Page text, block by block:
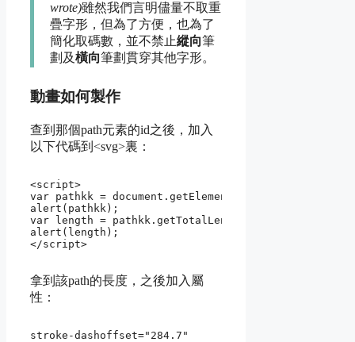
wrote)雖然我們言明儘量不取重
疊字形，但為了方便，也為了
簡化取碼數，並不禁止縱向筆
劃及橫向筆劃貫穿其他字形。
動畫如何製作
查到那個path元素的id之後，加入
以下代碼到<svg>裏：
<script>
var pathkk = document.getElementById("1507");
alert(pathkk);
var length = pathkk.getTotalLength();
alert(length);
</script>
拿到該path的長度，之後加入屬
性：
stroke-dashoffset="284.7"